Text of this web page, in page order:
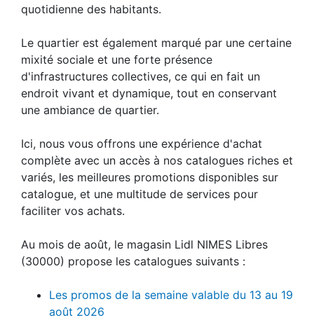
quotidienne des habitants.
Le quartier est également marqué par une certaine
mixité sociale et une forte présence
d'infrastructures collectives, ce qui en fait un
endroit vivant et dynamique, tout en conservant
une ambiance de quartier.
Ici, nous vous offrons une expérience d'achat
complète avec un accès à nos catalogues riches et
variés, les meilleures promotions disponibles sur
catalogue, et une multitude de services pour
faciliter vos achats.
Au mois de août, le magasin Lidl NIMES Libres
(30000) propose les catalogues suivants :
Les promos de la semaine valable du 13 au 19
août 2026